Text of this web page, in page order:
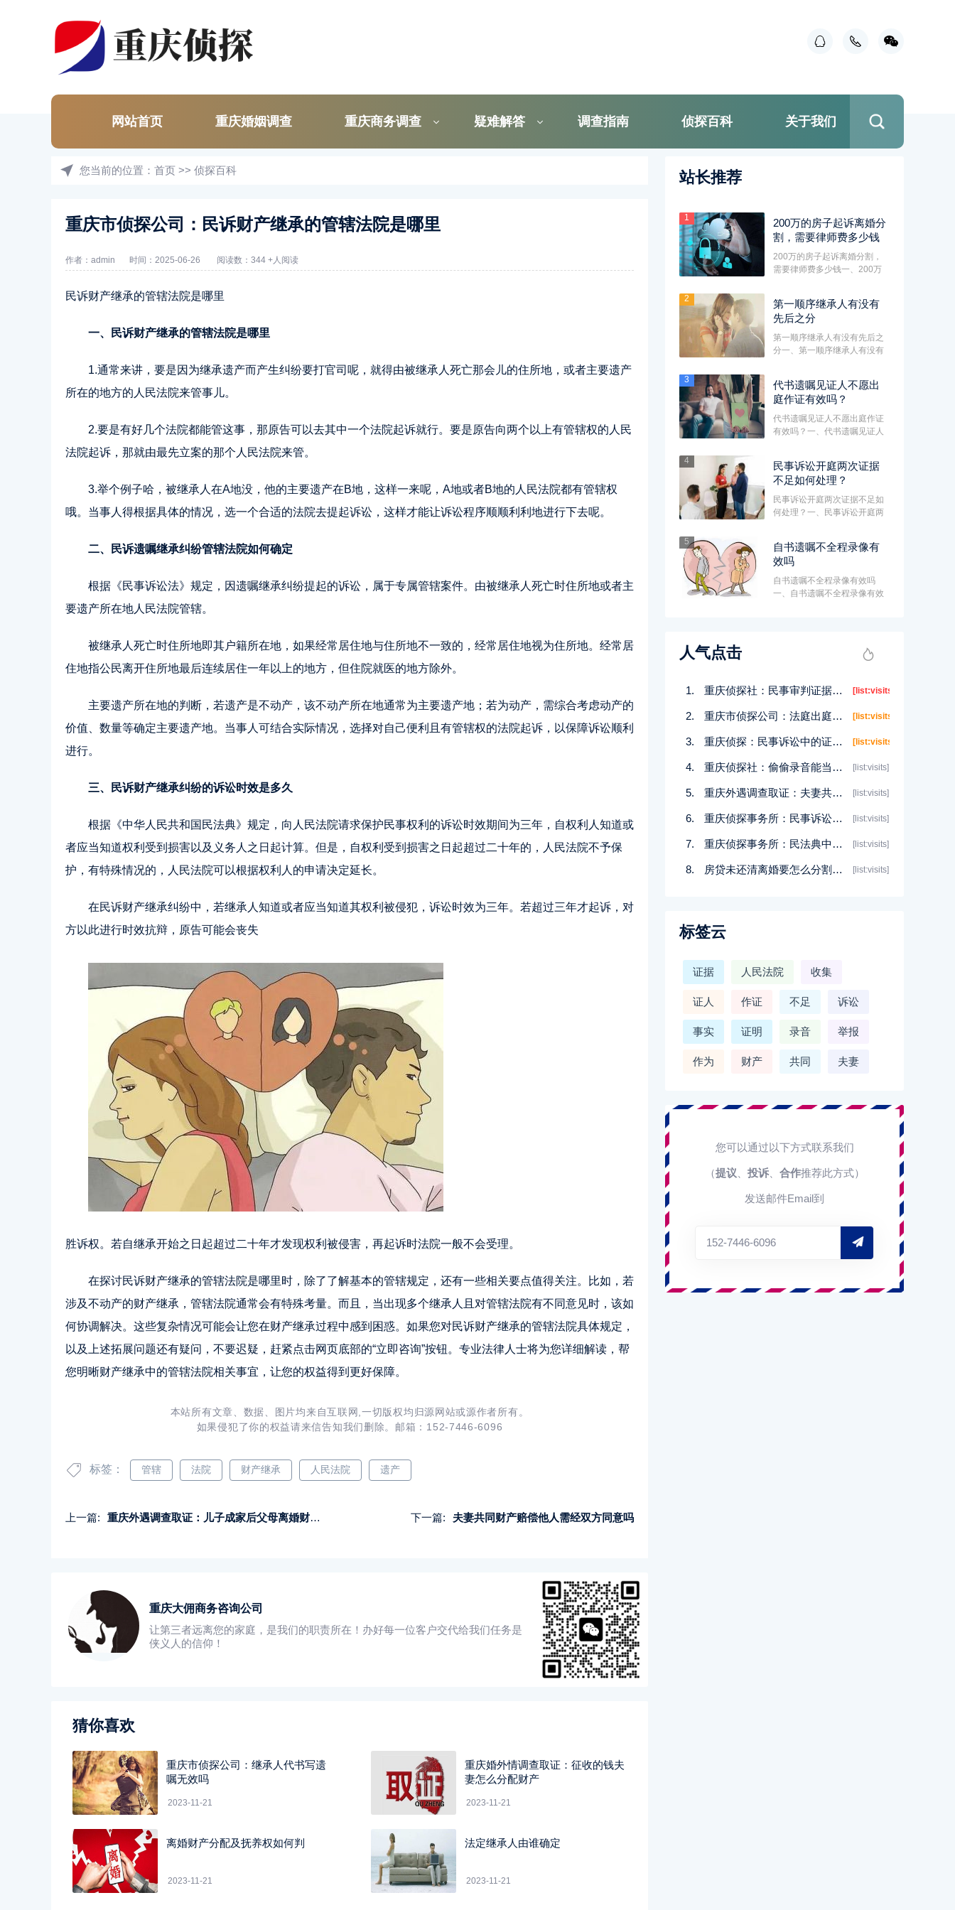
网站首页 重庆婚姻调查 重庆商务调查 疑难解答 调查指南 侦探百科 关于我们
您当前的位置： 首页 >> 侦探百科
重庆市侦探公司：民诉财产继承的管辖法院是哪里
作者：admin 时间：2025-06-26 阅读数：344 +人阅读
民诉财产继承的管辖法院是哪里
一、民诉财产继承的管辖法院是哪里
1.通常来讲，要是因为继承遗产而产生纠纷要打官司呢，就得由被继承人死亡那会儿的住所地，或者主要遗产
所在的地方的人民法院来管事儿。
2.要是有好几个法院都能管这事，那原告可以去其中一个法院起诉就行。要是原告向两个以上有管辖权的人民
法院起诉，那就由最先立案的那个人民法院来管。
3.举个例子哈，被继承人在A地没，他的主要遗产在B地，这样一来呢，A地或者B地的人民法院都有管辖权
哦。当事人得根据具体的情况，选一个合适的法院去提起诉讼，这样才能让诉讼程序顺顺利利地进行下去呢。
二、民诉遗嘱继承纠纷管辖法院如何确定
根据《民事诉讼法》规定，因遗嘱继承纠纷提起的诉讼，属于专属管辖案件。由被继承人死亡时住所地或者主
要遗产所在地人民法院管辖。
被继承人死亡时住所地即其户籍所在地，如果经常居住地与住所地不一致的，经常居住地视为住所地。经常居
住地指公民离开住所地最后连续居住一年以上的地方，但住院就医的地方除外。
主要遗产所在地的判断，若遗产是不动产，该不动产所在地通常为主要遗产地；若为动产，需综合考虑动产的
价值、数量等确定主要遗产地。当事人可结合实际情况，选择对自己便利且有管辖权的法院起诉，以保障诉讼顺利
进行。
三、民诉财产继承纠纷的诉讼时效是多久
根据《中华人民共和国民法典》规定，向人民法院请求保护民事权利的诉讼时效期间为三年，自权利人知道或
者应当知道权利受到损害以及义务人之日起计算。但是，自权利受到损害之日起超过二十年的，人民法院不予保
护，有特殊情况的，人民法院可以根据权利人的申请决定延长。
在民诉财产继承纠纷中，若继承人知道或者应当知道其权利被侵犯，诉讼时效为三年。若超过三年才起诉，对
方以此进行时效抗辩，原告可能会丧失
胜诉权。若自继承开始之日起超过二十年才发现权利被侵害，再起诉时法院一般不会受理。
在探讨民诉财产继承的管辖法院是哪里时，除了了解基本的管辖规定，还有一些相关要点值得关注。比如，若
涉及不动产的财产继承，管辖法院通常会有特殊考量。而且，当出现多个继承人且对管辖法院有不同意见时，该如
何协调解决。这些复杂情况可能会让您在财产继承过程中感到困惑。如果您对民诉财产继承的管辖法院具体规定，
以及上述拓展问题还有疑问，不要迟疑，赶紧点击网页底部的“立即咨询”按钮。专业法律人士将为您详细解读，帮
您明晰财产继承中的管辖法院相关事宜，让您的权益得到更好保障。
本站所有文章、数据、图片均来自互联网,一切版权均归源网站或源作者所有。
如果侵犯了你的权益请来信告知我们删除。邮箱：152-7446-6096
标签： 管辖 法院 财产继承 人民法院 遗产
上一篇: 重庆外遇调查取证：儿子成家后父母离婚财产咋分 下一篇: 夫妻共同财产赔偿他人需经双方同意吗
重庆大佣商务咨询公司
让第三者远离您的家庭，是我们的职责所在！办好每一位客户交代给我们任务是
侠义人的信仰！
猜你喜欢
重庆市侦探公司：继承人代书写遗
嘱无效吗
2023-11-21
重庆婚外情调查取证：征收的钱夫
妻怎么分配财产
2023-11-21
离婚财产分配及抚养权如何判
2023-11-21
法定继承人由谁确定
2023-11-21
站长推荐
1
200万的房子起诉离婚分
割，需要律师费多少钱
200万的房子起诉离婚分割，
需要律师费多少钱一、200万
2
第一顺序继承人有没有
先后之分
第一顺序继承人有没有先后之
分一、第一顺序继承人有没有
3
代书遗嘱见证人不愿出
庭作证有效吗？
代书遗嘱见证人不愿出庭作证
有效吗？一、代书遗嘱见证人
4
民事诉讼开庭两次证据
不足如何处理？
民事诉讼开庭两次证据不足如
何处理？一、民事诉讼开庭两
5
自书遗嘱不全程录像有
效吗
自书遗嘱不全程录像有效吗
一、自书遗嘱不全程录像有效
人气点击
重庆侦探社：民事审判证据不足怎么办 [list:visits]
重庆市侦探公司：法庭出庭作证什么样的证人可以具备资格？ [list:visits]
重庆侦探：民事诉讼中的证据不足怎么办？ [list:visits]
重庆侦探社：偷偷录音能当证据吗 [list:visits]
重庆外遇调查取证：夫妻共同财产有哪些 [list:visits]
重庆侦探事务所：民事诉讼二审延期举证可以吗？ [list:visits]
重庆侦探事务所：民法典中婚姻无效是未婚吗 [list:visits]
房贷未还清离婚要怎么分割财产 [list:visits]
标签云
证据 人民法院 收集
证人 作证 不足 诉讼
事实 证明 录音 举报
作为 财产 共同 夫妻
您可以通过以下方式联系我们
（提议 投诉、 合作推荐此方式）
发送邮件Email到
152-7446-6096